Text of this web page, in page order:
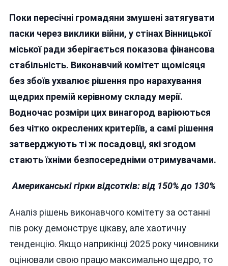
Топпосадовці
Вінницької
Самі
Собі
Нараховують
Під
Час
Поки пересічні громадяни змушені затягувати
паски через виклики війни, у стінах Вінницької
міської ради зберігається показова фінансова
стабільність. Виконавчий комітет щомісяця
без збоїв ухвалює рішення про нарахування
щедрих премій керівному складу мерії.
Водночас розміри цих винагород варіюються
без чітко окреслених критеріїв, а самі рішення
затверджують ті ж посадовці, які згодом
стають їхніми безпосередніми отримувачами.
Американські гірки відсотків: від 150% до 130%
Аналіз рішень виконавчого комітету за останні
пів року демонструє цікаву, але хаотичну
тенденцію. Якщо наприкінці 2025 року чиновники
оцінювали свою працю максимально щедро, то